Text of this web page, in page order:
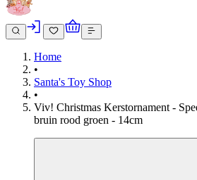
Home
•
Santa's Toy Shop
•
Viv! Christmas Kerstornament -
bruin rood groen - 14cm